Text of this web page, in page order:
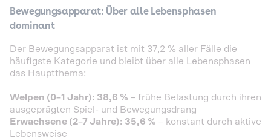
Bewegungsapparat: Über alle Lebensphasen
dominant
Der Bewegungsapparat ist mit 37,2 % aller Fälle die
häufigste Kategorie und bleibt über alle Lebensphasen
das Hauptthema:
Welpen (0–1 Jahr): 38,6 % – frühe Belastung durch ihren
ausgeprägten Spiel- und Bewegungsdrang
Erwachsene (2–7 Jahre): 35,6 % – konstant durch aktive
Lebensweise